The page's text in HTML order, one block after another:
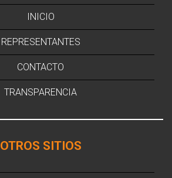
INICIO
REPRESENTANTES
CONTACTO
TRANSPARENCIA
OTROS SITIOS